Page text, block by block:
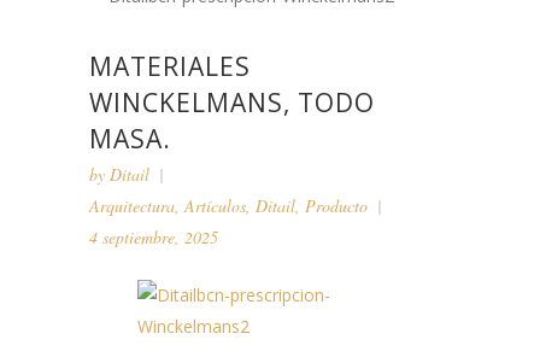
MATERIALES
WINCKELMANS, TODO
MASA.
by Ditail
Arquitectura,Artículos, Ditail, Producto
4 septiembre, 2025